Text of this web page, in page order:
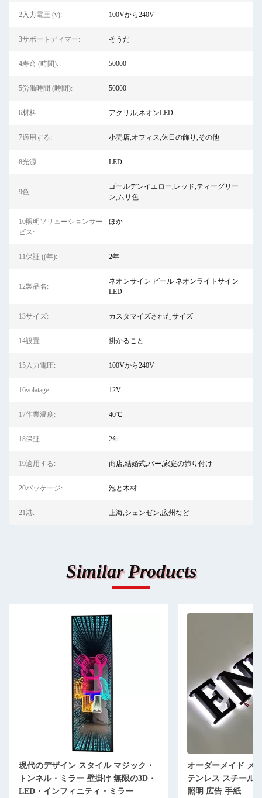
2入力電圧 (v): 100Vから240V
3サポートディマー: そうだ
4寿命 (時間): 50000
5労働時間 (時間): 50000
6材料: アクリル,ネオンLED
7適用する: 小売店,オフィス,休日の飾り,その他
8光源: LED
9色:
ゴールデンイエロー,レッド,ティーグリー
ン,ムリ色
10照明ソリューションサー
ビス:
ほか
11保証 ((年): 2年
12製品名:
ネオンサイン ビール ネオンライトサイン
LED
13サイズ: カスタマイズされたサイズ
14設置: 掛かること
15入力電圧: 100Vから240V
16volatage: 12V
17作業温度: 40℃
18保証: 2年
19適用する: 商店,結婚式,バー,家庭の飾り付け
20パッケージ: 泡と木材
21港: 上海,シェンゼン,広州など
Similar Products
現代のデザイン スタイル マジック・
トンネル・ミラー 壁掛け 無限の3D・
LED・インフィニティ・ミラー
オーダーメイド メ
テンレス スチール
照明 広告 手紙